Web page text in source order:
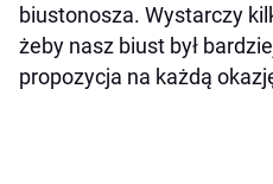
biustonosza. Wystarczy
żeby nasz biust był
propozycja na każdą